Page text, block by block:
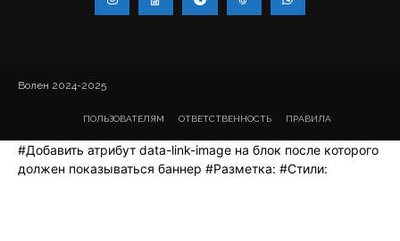
Волен 2024-2025
ПОЛЬЗОВАТЕЛЯМ ОТВЕТСТВЕННОСТЬ ПРАВИЛА
#Добавить атрибут data-link-image на блок после которого
должен показываться баннер #Разметка: #Стили: